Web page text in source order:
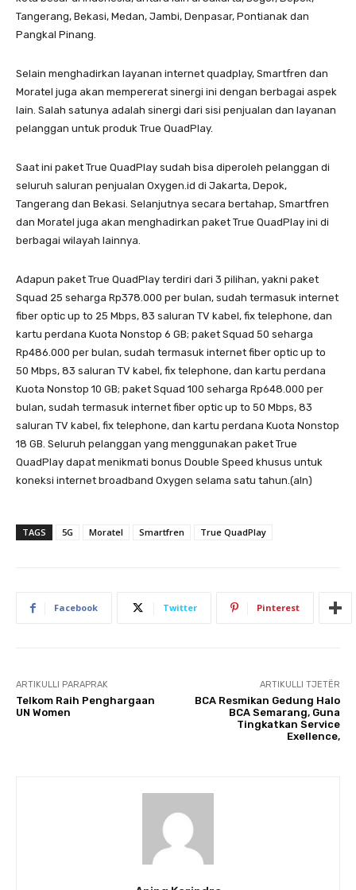
Tangerang, Bekasi, Medan, Jambi, Denpasar, Pontianak dan
Pangkal Pinang.
Selain menghadirkan layanan internet quadplay, Smartfren dan
Moratel juga akan mempererat sinergi ini dengan berbagai aspek
lain. Salah satunya adalah sinergi dari sisi penjualan dan layanan
pelanggan untuk produk True QuadPlay.
Saat ini paket True QuadPlay sudah bisa diperoleh pelanggan di
seluruh saluran penjualan Oxygen.id di Jakarta, Depok,
Tangerang dan Bekasi. Selanjutnya secara bertahap, Smartfren
dan Moratel juga akan menghadirkan paket True QuadPlay ini di
berbagai wilayah lainnya.
Adapun paket True QuadPlay terdiri dari 3 pilihan, yakni paket
Squad 25 seharga Rp378.000 per bulan, sudah termasuk internet
fiber optic up to 25 Mbps, 83 saluran TV kabel, fix telephone, dan
kartu perdana Kuota Nonstop 6 GB; paket Squad 50 seharga
Rp486.000 per bulan, sudah termasuk internet fiber optic up to
50 Mbps, 83 saluran TV kabel, fix telephone, dan kartu perdana
Kuota Nonstop 10 GB; paket Squad 100 seharga Rp648.000 per
bulan, sudah termasuk internet fiber optic up to 50 Mbps, 83
saluran TV kabel, fix telephone, dan kartu perdana Kuota Nonstop
18 GB. Seluruh pelanggan yang menggunakan paket True
QuadPlay dapat menikmati bonus Double Speed khusus untuk
koneksi internet broadband Oxygen selama satu tahun.(aln)
TAGS 5G Moratel Smartfren True QuadPlay
Facebook Twitter Pinterest
ARTIKULLI PARAPRAK
Telkom Raih Penghargaan
UN Women
ARTIKULLI TJETËR
BCA Resmikan Gedung Halo
BCA Semarang, Guna
Tingkatkan Service
Exellence,